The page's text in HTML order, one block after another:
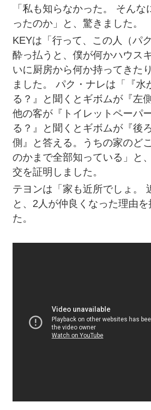
「私も知らなかった。 そんな
ったのか」と、驚きました。
KEYは「行って、この人（パ
酔っ払うと、僕が何かハウス
いに厨房から何か持ってきた
ました。 パク・ナレは「『水
る？』と聞くとギボムが『左
他の客が『トイレットペーパ
る？』と聞くとギボムが『後
側』と答える。うちの家のど
のかまで全部知っている」と
交を証明しました。
テヨンは「家も近所でしょ。
と、2人が仲良くなった理由を
た。